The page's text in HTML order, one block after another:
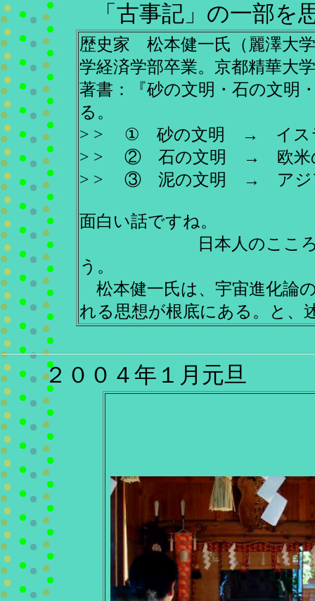
「古事記」の一部
歴史家 松本健一氏（麗澤大
学経済学部卒業。京都精華大
著書：『砂の文明・石の文明
る。
> > ① 砂の文明 → イスラ
> > ② 石の文明 → 欧米の
> > ③ 泥の文明 → アジア
面白い話ですね。
日本人のこころの中に
う。
松本健一氏は、宇宙進化論
れる思想が根底にある。と、
２００４年１月元旦